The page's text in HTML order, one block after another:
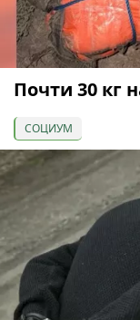
Почти 30 кг
СОЦИУМ